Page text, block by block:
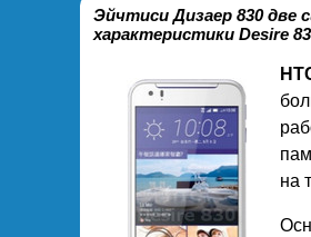
Эйчтиси Дизаер 830
характеристики Desire
на